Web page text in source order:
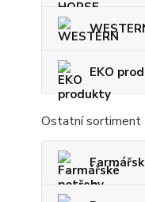
EKO
Ostatní sortiment